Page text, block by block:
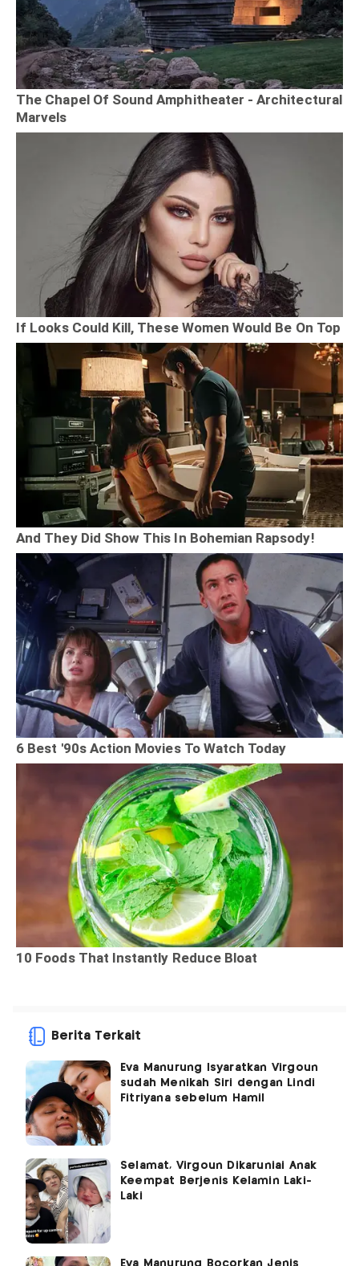
Berita Terkait
Eva Manurung Isyaratkan Virgoun
sudah Menikah Siri dengan Lindi
Fitriyana sebelum Hamil
Selamat, Virgoun Dikaruniai Anak
Keempat Berjenis Kelamin Laki-
Laki